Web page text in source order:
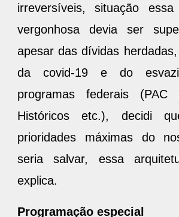
irreversíveis, situação
vergonhosa devia ser
apesar das dívidas
da covid-19 e do
programas federais (PAC
Históricos etc.), decidi
prioridades máximas do
seria salvar, essa
explica.
Programação especial